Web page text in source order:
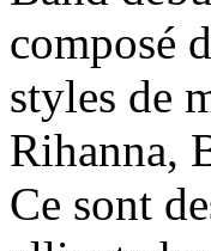
composé
styles de
Rihanna,
Ce sont